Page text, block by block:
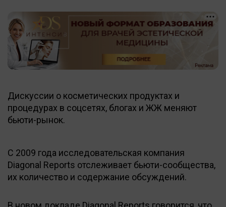
Дискуссии о косметических продуктах и
процедурах в соцсетях, блогах и ЖЖ меняют
бьюти-рынок.
С 2009 года исследовательская компания
Diagonal Reports отслеживает бьюти-сообщества,
их количество и содержание обсуждений.